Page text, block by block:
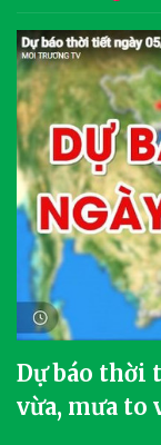
Dự báo thời
vừa, mưa to